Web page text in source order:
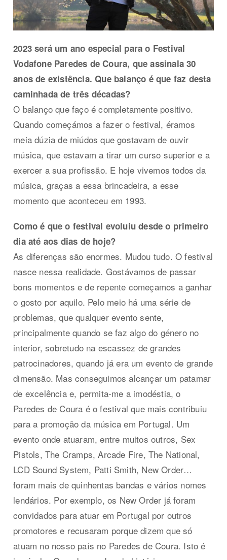
2023 será um ano especial para o Festival
Vodafone Paredes de Coura, que assinala 30
anos de existência. Que balanço é que faz desta
caminhada de três décadas?
O balanço que faço é completamente positivo.
Quando começámos a fazer o festival, éramos
meia dúzia de miúdos que gostavam de ouvir
música, que estavam a tirar um curso superior e a
exercer a sua profissão. E hoje vivemos todos da
música, graças a essa brincadeira, a esse
momento que aconteceu em 1993.
Como é que o festival evoluiu desde o primeiro
dia até aos dias de hoje?
As diferenças são enormes. Mudou tudo. O festival
nasce nessa realidade. Gostávamos de passar
bons momentos e de repente começamos a ganhar
o gosto por aquilo. Pelo meio há uma série de
problemas, que qualquer evento sente,
principalmente quando se faz algo do género no
interior, sobretudo na escassez de grandes
patrocinadores, quando já era um evento de grande
dimensão. Mas conseguimos alcançar um patamar
de excelência e, permita-me a imodéstia, o
Paredes de Coura é o festival que mais contribuiu
para a promoção da música em Portugal. Um
evento onde atuaram, entre muitos outros, Sex
Pistols, The Cramps, Arcade Fire, The National,
LCD Sound System, Patti Smith, New Order…
foram mais de quinhentas bandas e vários nomes
lendários. Por exemplo, os New Order já foram
convidados para atuar em Portugal por outros
promotores e recusaram porque dizem que só
atuam no nosso país no Paredes de Coura. Isto é